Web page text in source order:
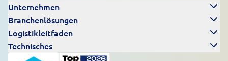
Unternehmen
Branchenlösungen
Logistikleitfaden
Technisches